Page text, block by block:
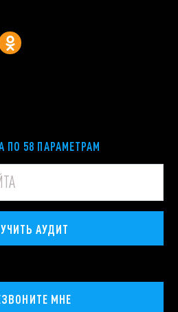
ПО 58 ПАРАМЕТРАМ
АУДИТ
МНЕ